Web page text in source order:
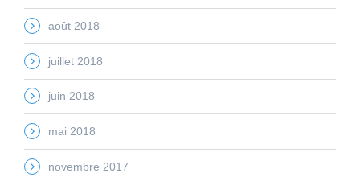
août 2018
juillet 2018
juin 2018
mai 2018
novembre 2017